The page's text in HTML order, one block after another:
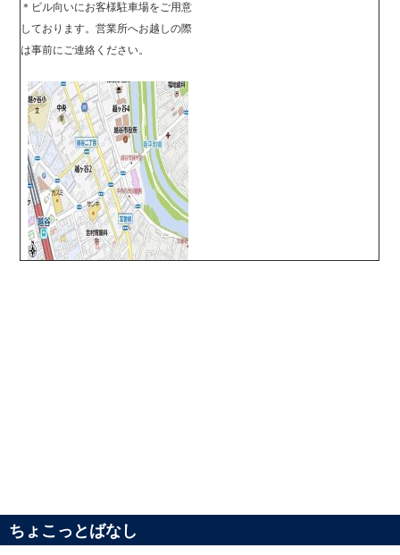
＊ ビル向いにお客様駐車場をご用意
しております。営業所へお越しの際
は事前にご連絡ください。
ちょこっとばなし